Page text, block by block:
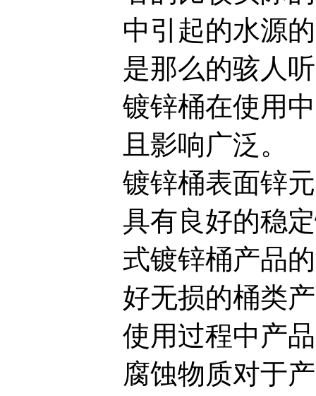
中引起的水源
是那么的骇人
镀锌桶在使用
且影响广泛。
镀锌桶表面锌
具有良好的稳
式镀锌桶产品
好无损的桶类
使用过程中产
腐蚀物质对于